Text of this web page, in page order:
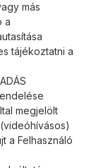
más
a
tájékoztatni a
megjelölt
a Felhasználó